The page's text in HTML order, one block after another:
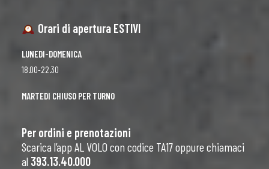
Orari di apertura ESTIVI
LUNEDI-DOMENICA
18.00-22.30
MARTEDI CHIUSO PER TURNO
Per ordini e prenotazioni
Scarica l’app AL VOLO con codice TA17 oppure chiamaci
al 393.13.40.000